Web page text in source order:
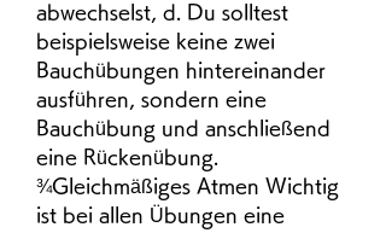
abwechselst, d. Du solltest
beispielsweise keine zwei
Bauchübungen hintereinander
ausführen, sondern eine
Bauchübung und anschließend
eine Rückenübung.
¾Gleichmäßiges Atmen Wichtig
ist bei allen Übungen eine